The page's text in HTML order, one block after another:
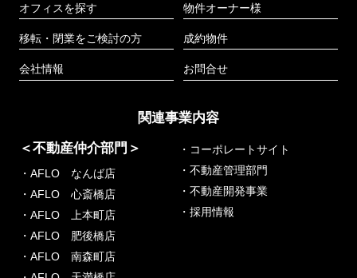
オフィスを探す
移転・閉業をご検討の方
会社情報
物件オーナー様
成約物件
お問合せ
関連事業内容
＜不動産仲介部門＞
・AFLO なんば店
・AFLO 心斎橋店
・AFLO 上本町店
・AFLO 肥後橋店
・AFLO 南森町店
・コーポレートサイト
・不動産管理部門
・不動産開発事業
・採用情報